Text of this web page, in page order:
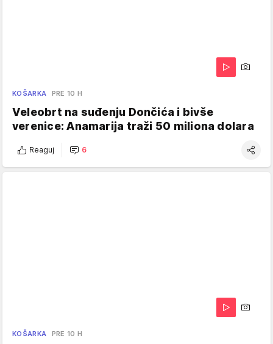
KOŠARKA PRE 10 H
Veleobrt na suđenju Dončića i bivše
verenice: Anamarija traži 50 miliona dolara
Reaguj 6
KOŠARKA PRE 10 H